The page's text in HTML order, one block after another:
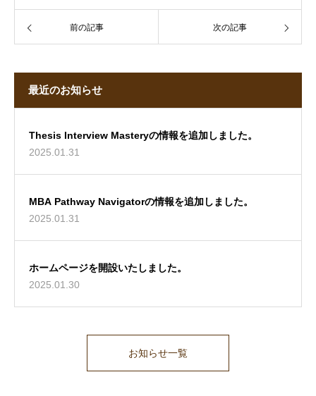
前の記事 次の記事
最近のお知らせ
Thesis Interview Masteryの情報を追加しました。
2025.01.31
MBA Pathway Navigatorの情報を追加しました。
2025.01.31
ホームページを開設いたしました。
2025.01.30
お知らせ一覧